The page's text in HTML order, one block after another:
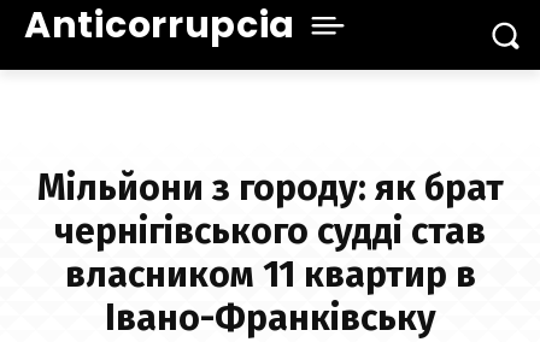
Anticorrupcia
Мільйони з городу: як брат
чернігівського судді став
власником 11 квартир в
Івано-Франківську